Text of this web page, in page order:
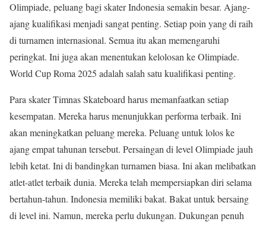
Olimpiade, peluang bagi skater Indonesia semakin besar. Ajang-
ajang kualifikasi menjadi sangat penting. Setiap poin yang di raih
di turnamen internasional. Semua itu akan memengaruhi
peringkat. Ini juga akan menentukan kelolosan ke Olimpiade.
World Cup Roma 2025 adalah salah satu kualifikasi penting.
Para skater Timnas Skateboard harus memanfaatkan setiap
kesempatan. Mereka harus menunjukkan performa terbaik. Ini
akan meningkatkan peluang mereka. Peluang untuk lolos ke
ajang empat tahunan tersebut. Persaingan di level Olimpiade jauh
lebih ketat. Ini di bandingkan turnamen biasa. Ini akan melibatkan
atlet-atlet terbaik dunia. Mereka telah mempersiapkan diri selama
bertahun-tahun. Indonesia memiliki bakat. Bakat untuk bersaing
di level ini. Namun, mereka perlu dukungan. Dukungan penuh